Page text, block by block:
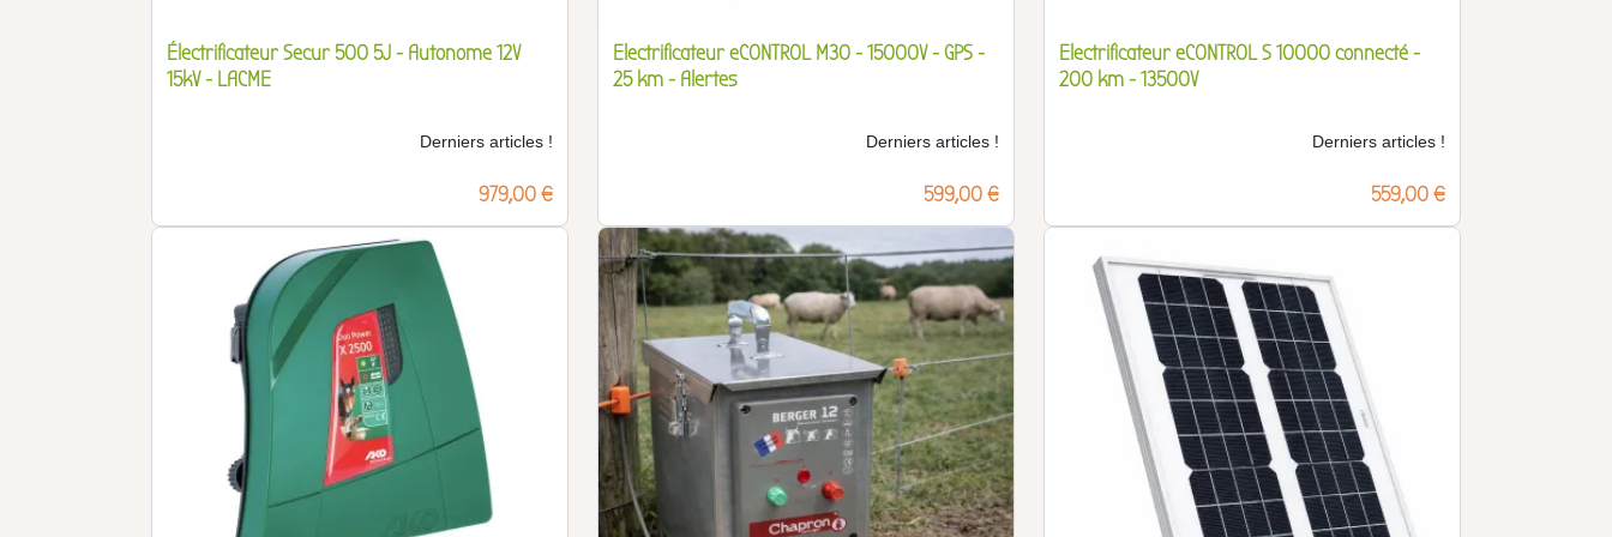
Électrificateur Secur 500 5J - Autonome 12V
15kV - LACME
Derniers articles !
Prix
979,00 €
Electrificateur eCONTROL M30 - 15000V - GPS -
25 km - Alertes
Derniers articles !
Prix
599,00 €
Electrificateur eCONTROL S 10000 connecté -
200 km - 13500V
Derniers articles !
Prix
559,00 €